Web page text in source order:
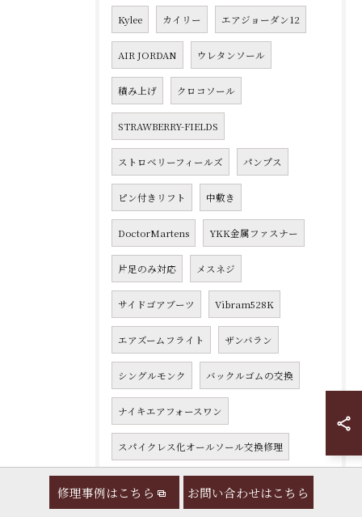
Kylee カイリー エアジョーダン12
AIR JORDAN ウレタンソール
積み上げ クロコソール
STRAWBERRY-FIELDS
ストロベリーフィールズ パンプス
ピン付きリフト 中敷き
DoctorMartens YKK金属ファスナー
片足のみ対応 メスネジ
サイドゴアブーツ Vibram528K
エアズームフライト ザンバラン
シングルモンク バックルゴムの交換
ナイキエアフォースワン
スパイクレス化オールソール交換修理
修理事例はこちら お問い合わせはこちら